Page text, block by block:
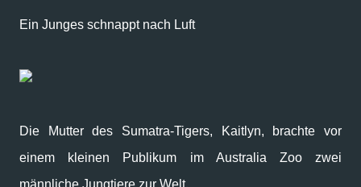
Ein Junges schnappt nach Luft
Die Mutter des Sumatra-Tigers, Kaitlyn, brachte vor
einem kleinen Publikum im Australia Zoo zwei
männliche Jungtiere zur Welt.